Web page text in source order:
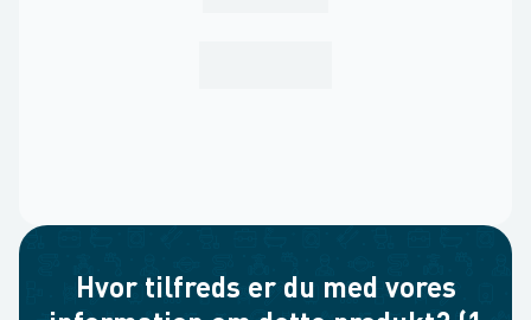
Hvor tilfreds er du med vores